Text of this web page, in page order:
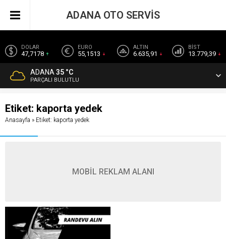
DOLAR
47,7178
EURO
55,1513
ALTIN
6.635,91
BİST
13.779,39
ADANA 35 °C
PARÇALI BULUTLU
ADANA OTO SERVİS
Etiket: kaporta yedek
Anasayfa » Etiket: kaporta yedek
MOBİL REKLAM ALANI